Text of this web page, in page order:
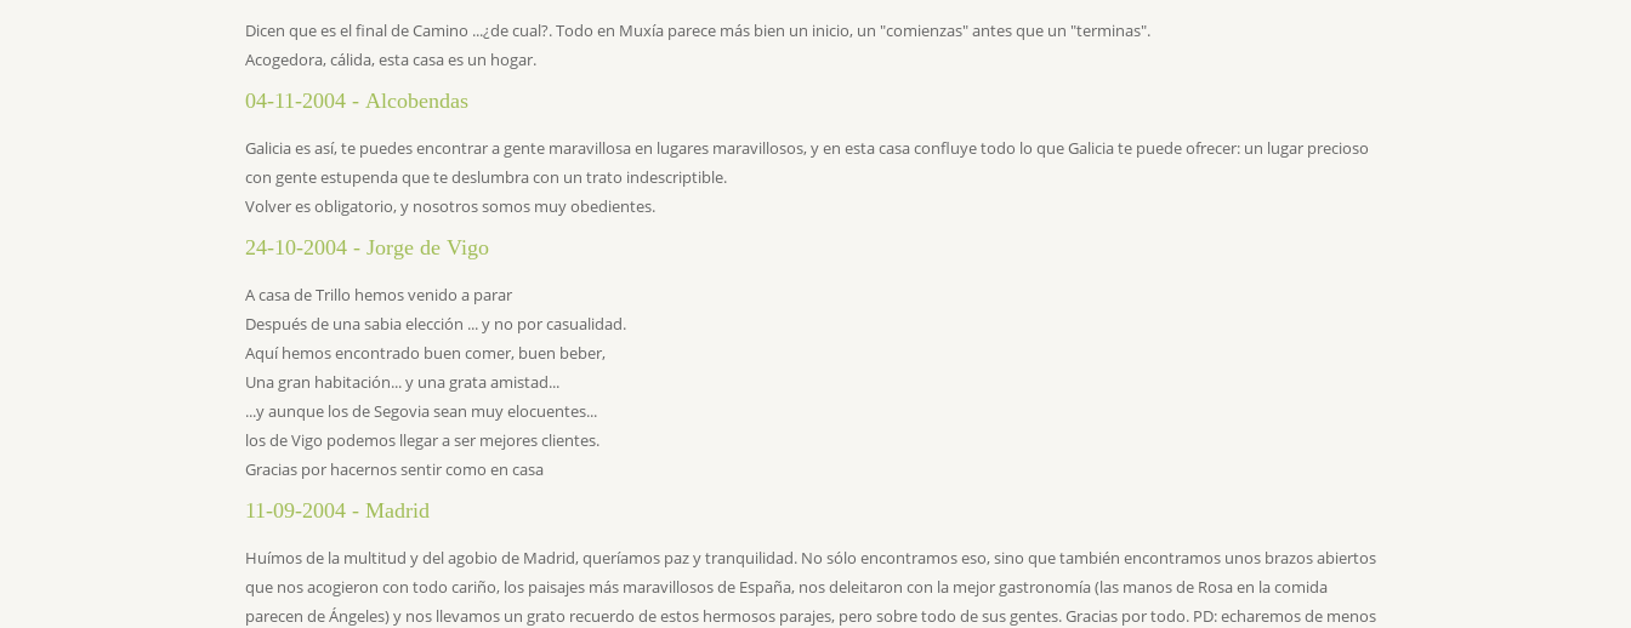
Dicen que es el final de Camino ...¿de cual?. Todo en Muxía parece más bien un inicio, un "comienzas" antes que un "terminas".
Acogedora, cálida, esta casa es un hogar.
04-11-2004 - Alcobendas
Galicia es así­, te puedes encontrar a gente maravillosa en lugares maravillosos, y en esta casa confluye todo lo que Galicia te puede ofrecer: un lugar precioso
con gente estupenda que te deslumbra con un trato indescriptible.
Volver es obligatorio, y nosotros somos muy obedientes.
24-10-2004 - Jorge de Vigo
A casa de Trillo hemos venido a parar
Después de una sabia elección ... y no por casualidad.
Aquí­ hemos encontrado buen comer, buen beber,
Una gran habitación... y una grata amistad...
...y aunque los de Segovia sean muy elocuentes...
los de Vigo podemos llegar a ser mejores clientes.
Gracias por hacernos sentir como en casa
11-09-2004 - Madrid
Huí­mos de la multitud y del agobio de Madrid, querí­amos paz y tranquilidad. No sólo encontramos eso, sino que también encontramos unos brazos abiertos
que nos acogieron con todo cariño, los paisajes más maravillosos de España, nos deleitaron con la mejor gastronomí­a (las manos de Rosa en la comida
parecen de Ángeles) y nos llevamos un grato recuerdo de estos hermosos parajes, pero sobre todo de sus gentes. Gracias por todo. PD: echaremos de menos